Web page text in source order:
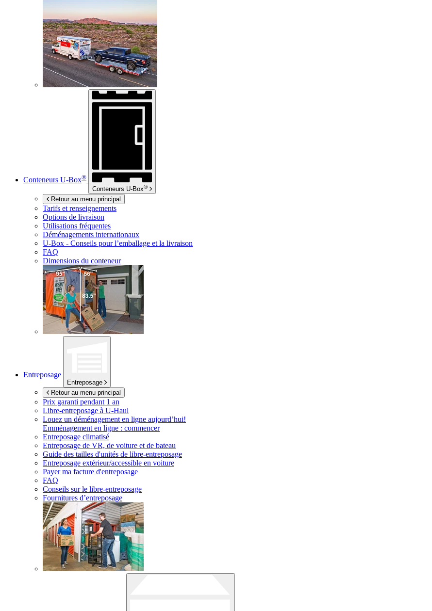
Conteneurs U-Box®
Conteneurs U-Box®
Retour au menu principal
Tarifs et renseignements
Options de livraison
Utilisations fréquentes
Déménagements internationaux
U-Box - Conseils pour l’emballage et la livraison
FAQ
Dimensions du conteneur
Entreposage
Entreposage
Retour au menu principal
Prix garanti pendant 1 an
Libre-entreposage à U-Haul
Louez un déménagement en ligne aujourd’hui!
Emménagement en ligne : commencer
Entreposage climatisé
Entreposage de VR, de voiture et de bateau
Guide des tailles d'unités de libre-entreposage
Entreposage extérieur/accessible en voiture
Payer ma facture d'entreposage
FAQ
Conseils sur le libre-entreposage
Fournitures d’entreposage